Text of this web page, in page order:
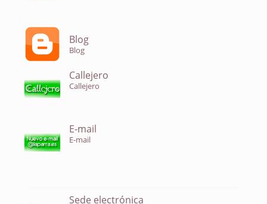
Blog
Blog
Callejero
Callejero
E-mail
E-mail
Sede electrónica